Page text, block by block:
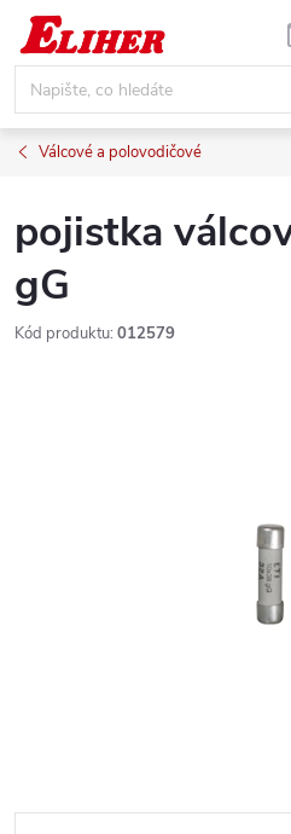
Přejít
obsah
Válcové a polovodičové
pojistka
gG
Kód produktu: 012579